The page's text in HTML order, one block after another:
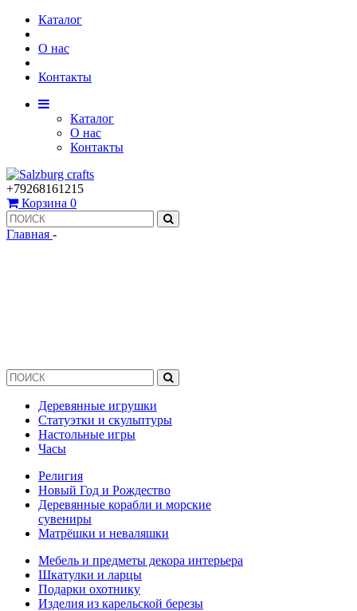
Каталог
О нас
Контакты
Каталог
О нас
Контакты
+79268161215
Корзина 0
Главная -
Деревянные игрушки
Статуэтки и скульптуры
Настольные игры
Часы
Религия
Новый Год и Рождество
Деревянные корабли и морские
сувениры
Матрёшки и неваляшки
Мебель и предметы декора интерьера
Шкатулки и ларцы
Подарки охотнику
Изделия из карельской березы